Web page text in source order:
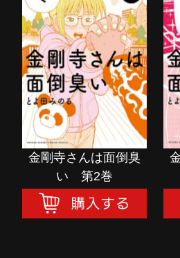
金剛寺さんは面倒臭
い 第2巻
購入する
金剛寺さんは面倒臭
い 第2巻